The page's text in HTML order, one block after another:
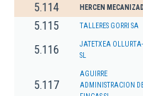
5.114 HERCEN
5.115 TALLERES GORRI SA
5.116
JATETXEA
SL
5.117
AGUIRRE
ADMINISTRACION